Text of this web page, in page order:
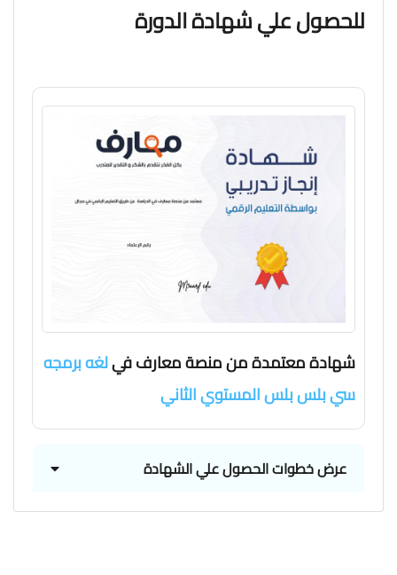
للحصول علي شهادة الدورة
شهادة معتمدة من منصة معارف فيلغه برمجه
سي بلس بلس المستوي الثاني
عرض خطوات الحصول علي الشهادة